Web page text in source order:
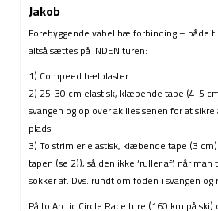
Jakob
Forebyggende vabel hælforbinding – både
altså sættes på INDEN turen:
1) Compeed hælplaster
2) 25-30 cm elastisk, klæbende tape (4-5
svangen og op over akilles senen for at
plads.
3) To strimler elastisk, klæbende tape (3
tapen (se 2)), så den ikke ‘ruller af’, når
sokker af. Dvs. rundt om foden i svangen
På to Arctic Circle Race ture (160 km på